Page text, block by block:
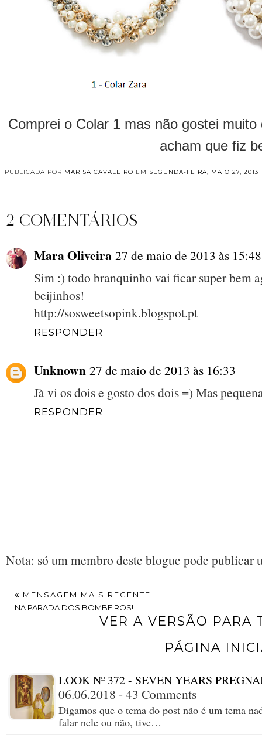
Comprei o Colar 1 mas não gostei
acham que fiz
PUBLICADA POR MARISA CAVALEIRO EM SEGUNDA-FEIRA, MAIO 27, 2013
2 COMENTÁRIOS
Mara Oliveira 27 de maio de 2013 às 15:48
Sim :) todo branquinho vai ficar super bem
beijinhos!
http://sosweetsopink.blogspot.pt
RESPONDER
Unknown 27 de maio de 2013 às 16:33
Jà vi os dois e gosto dos dois =) Mas
RESPONDER
Nota: só um membro deste blogue pode publicar
MENSAGEM MAIS RECENTE
NA PARADA DOS BOMBEIROS!
VER A VERSÃO PARA
PÁGINA
LOOK Nº 372 - SEVEN YEARS
06.06.2018 - 43 Comments
Digamos que o tema do post não é um tema
falar nele ou não, tive…